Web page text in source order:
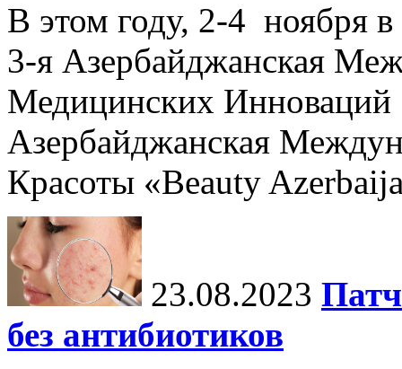
В этом году, 2-4 ноября
3-я Азербайджанская
Медицинских Инноваций
Азербайджанская
Красоты «Beauty
23.08.2023
без антибиотиков